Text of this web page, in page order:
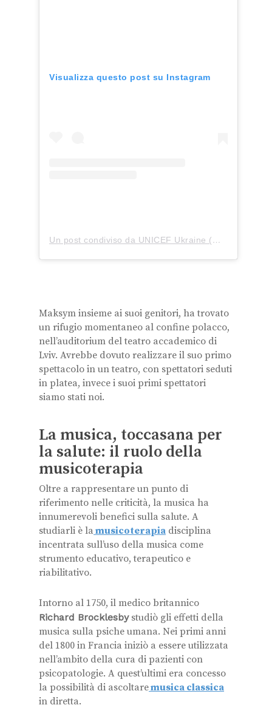
Visualizza questo post su Instagram
Un post condiviso da UNICEF Ukraine (@unicef_ukraine)
Maksym insieme ai suoi genitori, ha trovato
un rifugio momentaneo al confine polacco,
nell’auditorium del teatro accademico di
Lviv. Avrebbe dovuto realizzare il suo primo
spettacolo in un teatro, con spettatori seduti
in platea, invece i suoi primi spettatori
siamo stati noi.
La musica, toccasana per
la salute: il ruolo della
musicoterapia
Oltre a rappresentare un punto di
riferimento nelle criticità, la musica ha
innumerevoli benefici sulla salute. A
studiarli è lamusicoterapia disciplina
incentrata sull’uso della musica come
strumento educativo, terapeutico e
riabilitativo.
Intorno al 1750, il medico britannico
Richard Brocklesbystudiò gli effetti della
musica sulla psiche umana. Nei primi anni
del 1800 in Francia iniziò a essere utilizzata
nell’ambito della cura di pazienti con
psicopatologie. A quest’ultimi era concesso
la possibilità di ascoltaremusica classica
in diretta.